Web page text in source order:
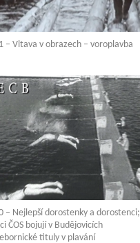
– Vltava v obrazech – voroplavba
– Nejlepší dorostenky a dorostenci;
ČOS bojují v Budějovicích
tituly v plavání